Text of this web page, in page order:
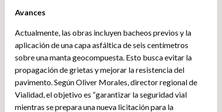
Avances
Actualmente, las obras incluyen bacheos previos y la
aplicación de una capa asfáltica de seis centímetros
sobre una manta geocompuesta. Esto busca evitar la
propagación de grietas y mejorar la resistencia del
pavimento. Según Oliver Morales, director regional de
Vialidad, el objetivo es “garantizar la seguridad vial
mientras se prepara una nueva licitación para la